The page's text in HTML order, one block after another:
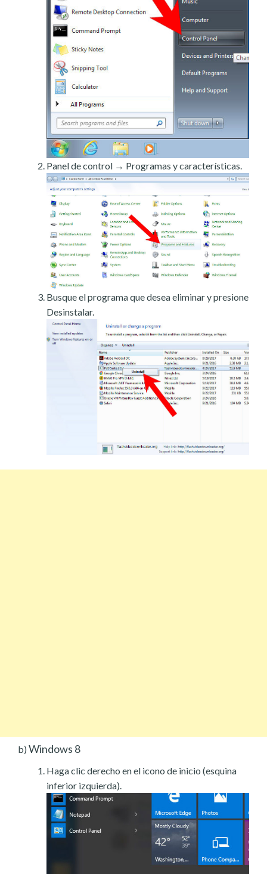
Panel de control → Programas y características.
Busque el programa que desea eliminar y presione
Desinstalar.
b) Windows 8
Haga clic derecho en el icono de inicio (esquina
inferior izquierda).